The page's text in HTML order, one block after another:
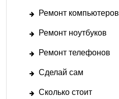
Ремонт компьютеров
Ремонт ноутбуков
Ремонт телефонов
Сделай сам
Сколько стоит